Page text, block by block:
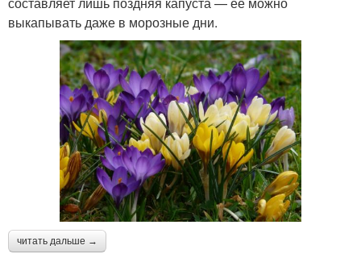
выкапывать даже в морозные дни.
читать дальше →